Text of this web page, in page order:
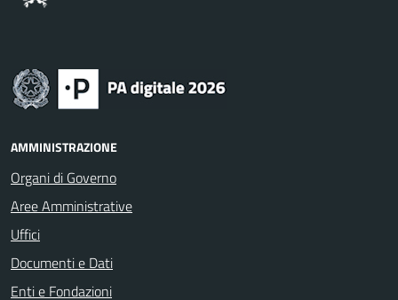
AMMINISTRAZIONE
Organi di Governo
Aree Amministrative
Uffici
Documenti e Dati
Enti e Fondazioni